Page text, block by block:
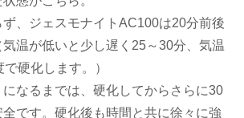
、ジェスモナイトAC100は20分前後
温が低いと少し遅く25～30分、気温
硬化します。）
なるまでは、硬化してからさらに30
です。硬化後も時間と共に徐々に強